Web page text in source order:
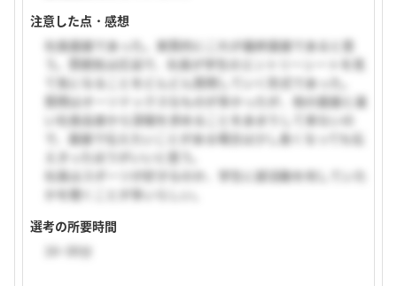
注意した点・感想
社長面接であった。実質的にこれが最終面接であると思
う。雰囲気は圧迫で、社長が学生のエントリーシートを見
て気になることをどんどん質問していく形式であった。
質問はオーソドックスなものが多かったが、他の面接と違
い社長自身から深堀を求めることをあまりして来ないの
で、面接で伝えたいことがある場合は少し長くなっても伝
えきったほうがいいと思う。
社長はスポーツが好きなのか、学生に部活動を何していた
かを聞くことが多いらしい。
選考の所要時間
16~30分